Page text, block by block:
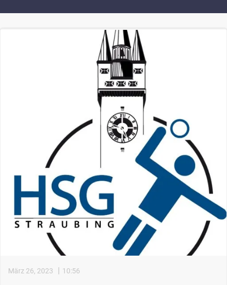
März 26, 2023 | 10:56